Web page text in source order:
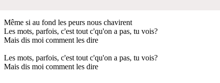
Même si au fond les peurs nous chavirent
Les mots, parfois, c'est tout c'qu'on a pas, tu vois?
Mais dis moi comment les dire
Les mots, parfois, c'est tout c'qu'on a pas, tu vois?
Mais dis moi comment les dire